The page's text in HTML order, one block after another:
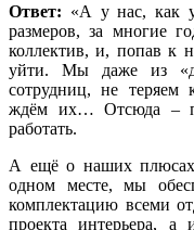
Ответ: «А у нас, как у
размеров, за многие
коллектив, и, попав к
уйти. Мы даже из
сотрудниц, не теряем
ждём их… Отсюда –
работать.
А ещё о наших плюсах
одном месте, мы
комплектацию всеми
проекта интерьера, а